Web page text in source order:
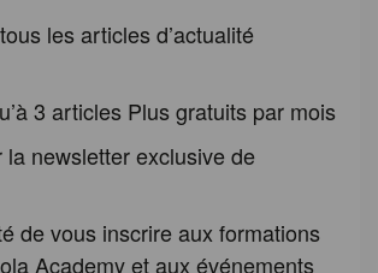
les articles d’actualité
3 articles Plus gratuits par mois
la newsletter exclusive de
de vous inscrire aux formations
Academy et aux événements